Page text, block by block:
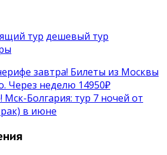
тур дешевый тур
завтра! Билеты из Москвы
Через неделю 14950₽
Болгария: тур 7 ночей от
в июне